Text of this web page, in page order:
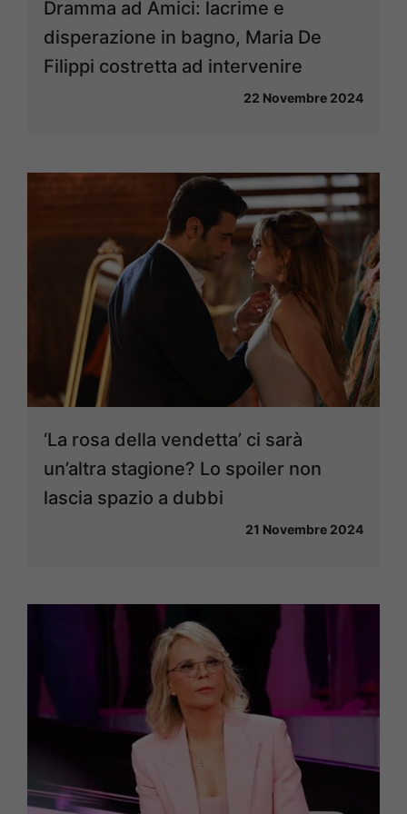
Dramma ad Amici: lacrime e
disperazione in bagno, Maria De
Filippi costretta ad intervenire
22 Novembre 2024
‘La rosa della vendetta’ ci sarà
un’altra stagione? Lo spoiler non
lascia spazio a dubbi
21 Novembre 2024